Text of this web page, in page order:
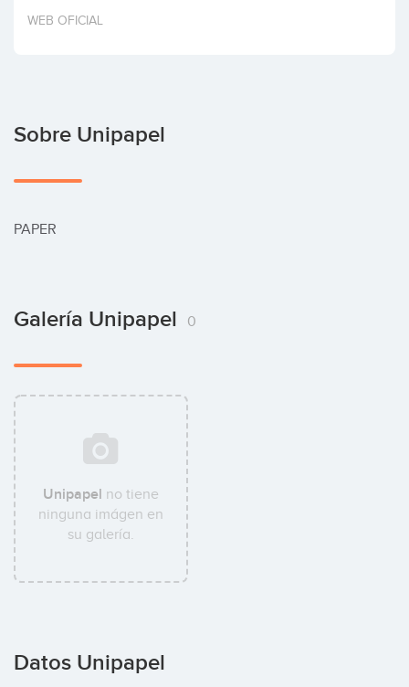
Invertir
WEB OFICIAL
Sobre Unipapel
PAPER
Galería Unipapel 0
Unipapel no tiene
ninguna imágen en
su galería.
Datos Unipapel